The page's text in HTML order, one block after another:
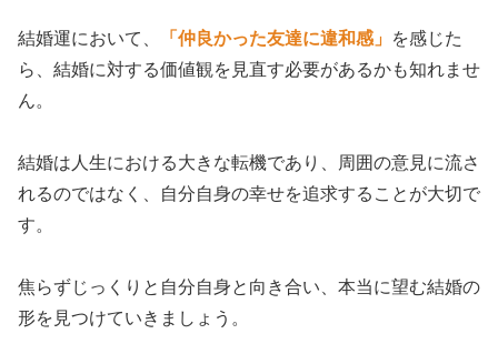
結婚運において、 「仲良かった友達に違和感」 を感じた
ら、結婚に対する価値観を見直す必要があるかも知れませ
ん。
結婚は人生における大きな転機であり、周囲の意見に流さ
れるのではなく、自分自身の幸せを追求することが大切で
す。
焦らずじっくりと自分自身と向き合い、本当に望む結婚の
形を見つけていきましょう。